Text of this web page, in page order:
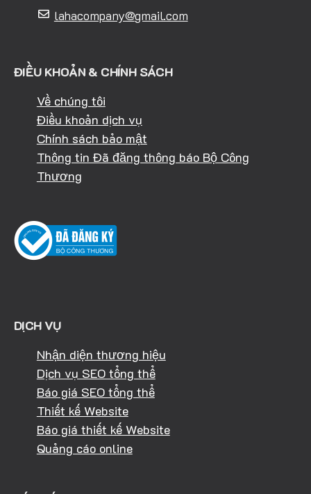
lahacompany@gmail.com
ĐIỀU KHOẢN & CHÍNH SÁCH
Về chúng tôi
Điều khoản dịch vụ
Chính sách bảo mật
Thông tin Đã đăng thông báo Bộ Công
Thương
DỊCH VỤ
Nhận diện thương hiệu
Dịch vụ SEO tổng thể
Báo giá SEO tổng thể
Thiết kế Website
Báo giá thiết kế Website
Quảng cáo online